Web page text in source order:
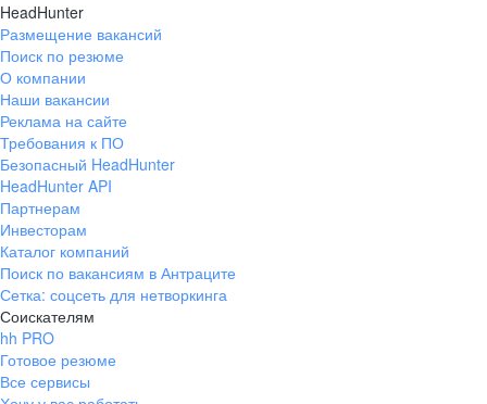
HeadHunter
Размещение вакансий
Поиск по резюме
О компании
Наши вакансии
Реклама на сайте
Требования к ПО
Безопасный HeadHunter
HeadHunter API
Партнерам
Инвесторам
Каталог компаний
Поиск по вакансиям в Антраците
Сетка: соцсеть для нетворкинга
Соискателям
hh PRO
Готовое резюме
Все сервисы